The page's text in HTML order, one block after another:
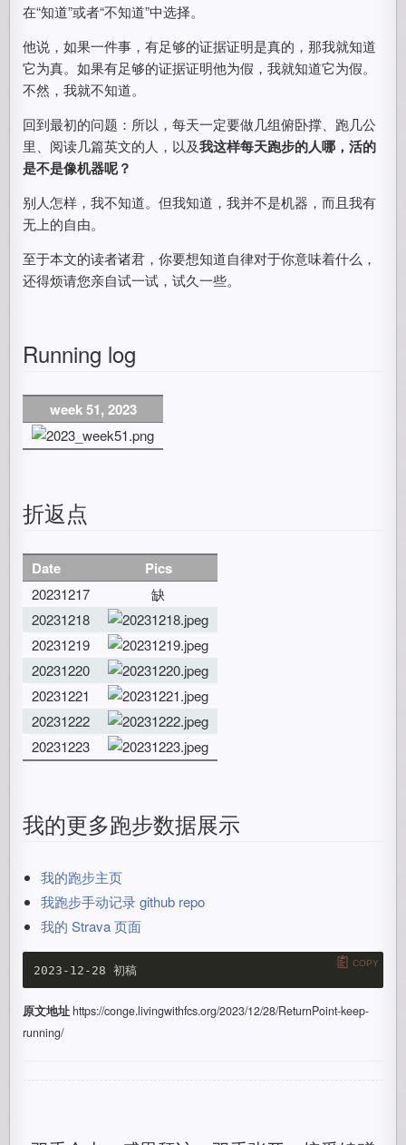
在“知道”或者“不知道”中选择。
他说，如果一件事，有足够的证据证明是真的，那我就知道
它为真。如果有足够的证据证明他为假，我就知道它为假。
不然，我就不知道。
回到最初的问题：所以，每天一定要做几组俯卧撑、跑几公
里、阅读几篇英文的人，以及我这样每天跑步的人哪，活的
是不是像机器呢？
别人怎样，我不知道。但我知道，我并不是机器，而且我有
无上的自由。
至于本文的读者诸君，你要想知道自律对于你意味着什么，
还得烦请您亲自试一试，试久一些。
Running log
week 51, 2023
折返点
Date Pics
20231217
缺
20231218
20231219
20231220
20231221
20231222
20231223
我的更多跑步数据展示
我的跑步主页
我跑步手动记录 github repo
我的 Strava 页面
COPY
原文地址https://conge.livingwithfcs.org/2023/12/28/ReturnPoint-keep-
running/